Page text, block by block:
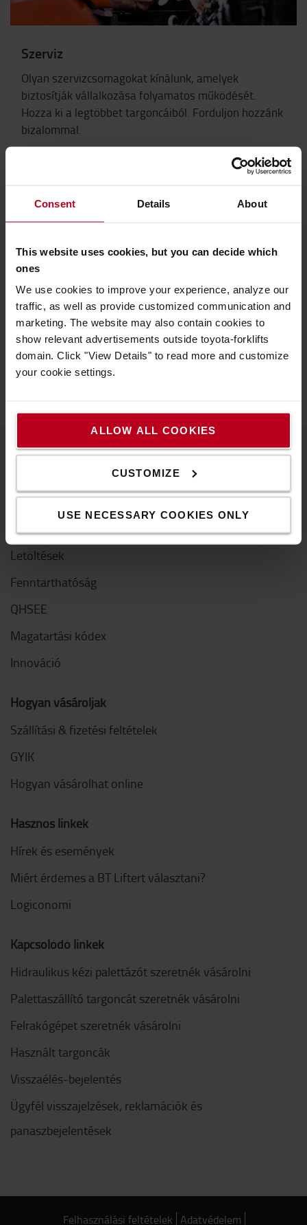
Consent Details About
This website uses cookies, but you can decide which
ones
We use cookies to improve your experience, analyze our
traffic, as well as provide customized communication and
marketing. The website may also contain cookies to
show relevant advertisements outside toyota-forklifts
domain. Click "View Details" to read more and customize
your cookie settings.
ALLOW ALL COOKIES
CUSTOMIZE
USE NECESSARY COOKIES ONLY
Szerviz
Olyan szervizcsomagokat kínálunk, amelyek
biztosítják vállalkozása folyamatos működését.
Hozza ki a legtöbbet targoncáiból. Forduljon hozzánk
bizalommal.
A szervizszolgáltatás iránti elhivatottságunkat a
Toyota szervizkoncepcióval, a szolgáltatás
optimalizálásának strukturált megközelítésével
fejezzük ki.
Tudjon meg többet >>
Kik vagyunk mi
Miért vásároljunk Toyotát
Letöltések
Fenntarthatóság
QHSEE
Magatartási kódex
Innováció
Hogyan vásároljak
Szállítási & fizetési feltételek
GYIK
Hogyan vásárolhat online
Hasznos linkek
Hírek és események
Miért érdemes a BT Liftert választani?
Logiconomi
Kapcsolódó linkek
Hidraulikus kézi palettázót szeretnék vásárolni
Palettaszállító targoncát szeretnék vásárolni
Felrakógépet szeretnék vásárolni
Használt targoncák
Visszaélés-bejelentés
Ügyfél visszajelzések, reklamációk és
panaszbejelentések
Felhasználási feltételek Adatvédelem